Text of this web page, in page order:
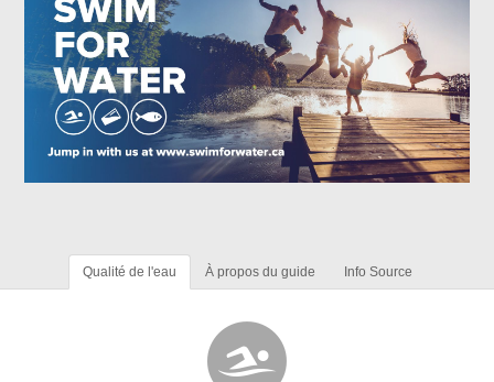
Qualité de l'eau À propos du guide Info Source